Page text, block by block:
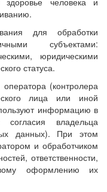
для обработки
субъектами:
юридическими
статуса.
(контролера
лица или иной
информацию в
владельца
данных). При этом
и обработчиком
ответственности,
оформлению их